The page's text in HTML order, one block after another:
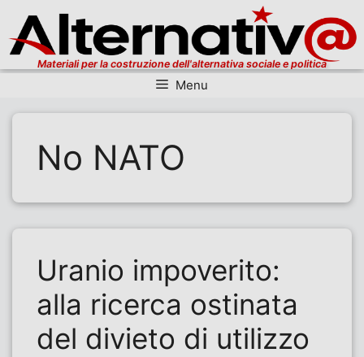
Materiali per la costruzione dell'alternativa sociale e politica
Menu
No NATO
Uranio impoverito:
alla ricerca ostinata
del divieto di utilizzo